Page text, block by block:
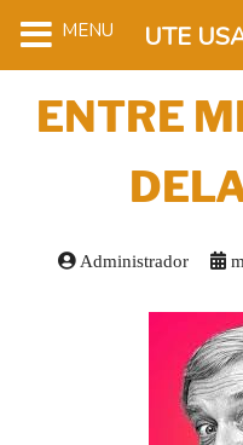
ENTRE
Administrador
MENU UTE